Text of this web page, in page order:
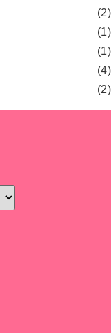
(2)
(1)
(1)
(4)
(2)